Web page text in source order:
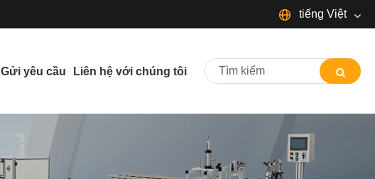
tiếng Việt
Français 日本語 Deutsch
Italiano Nederlands ภาษาไทย
Svenska magyar
Gửi yêu cầu Liên hệ với chúng tôi